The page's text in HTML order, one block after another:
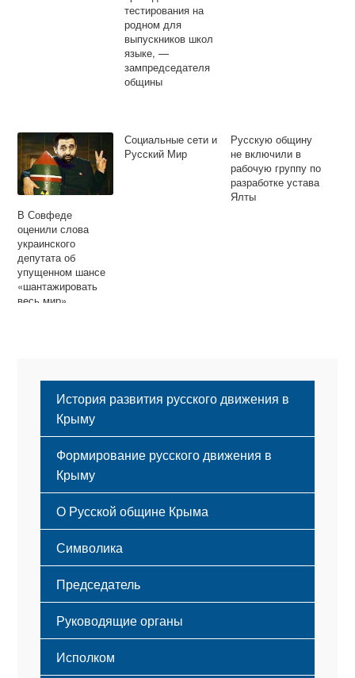
тестирования на
родном для
выпускников школ
языке, —
зампредседателя
общины
В Совфеде
оценили слова
украинского
депутата об
упущенном шансе
«шантажировать
весь мир»
Социальные сети и
Русский Мир
Русскую общину
не включили в
рабочую группу по
разработке устава
Ялты
История развития русского движения в
Крыму
Формирование русского движения в
Крыму
Русский Крым
О Русской общине Крыма
Этапы становления
Принципы деятельности
Структура
Мероприятия
Символика
Флаг
Герб
Гимн
Председатель
Руководящие органы
Исполком